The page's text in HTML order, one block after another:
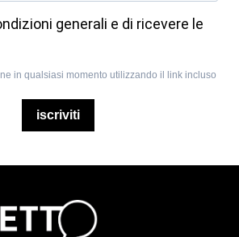
generali e di ricevere le
in qualsiasi momento utilizzando il link incluso
iscriviti